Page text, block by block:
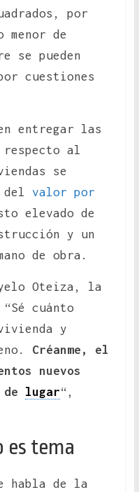
por
de
se pueden
cuestiones
entregar las
al
se
del valor por
elevado de
y un
de obra.
Oteiza, la
cuánto
y
Créanme, el
nuevos
lugar“,
es tema
habla de la